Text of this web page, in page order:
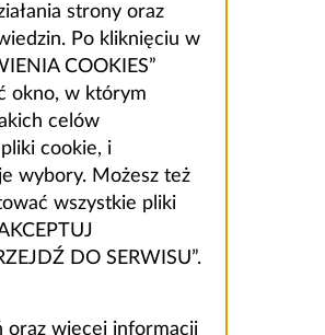
strony oraz
Po kliknięciu w
COOKIES”
okno, w którym
celów
cookie, i
wybory. Możesz też
wszystkie pliki
DO SERWISU”.
oraz więcej informacji